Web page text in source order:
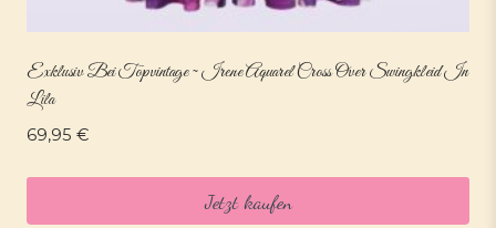
Exklusiv Bei Topvintage ~ Irene Aquarel Cross Over Swingkleid In
Lila
69,95 €
Jetzt kaufen